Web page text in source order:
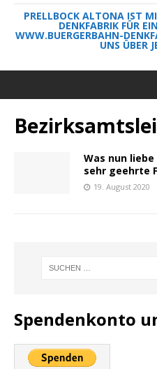
PRELLBOCK ALTONA IST
DENKFABRIK FÜR
WWW.BUERGERBAHN-
UNS ÜBER
Was nun
sehr geehrte
19. August 2020
Spendenkonto